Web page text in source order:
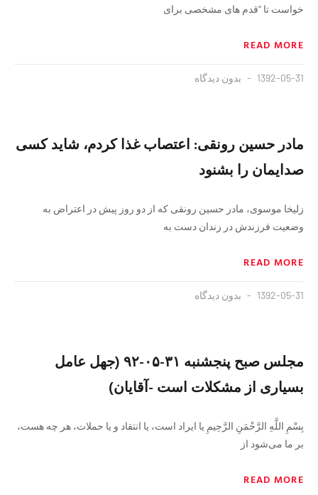
خواست تا “قدم های مشخصی برای
READ MORE
1392-05-31 بدون دیدگاه
مادر حسین رونقی: اعتصاب غذا کردم، شاید کسی
صدایمان را بشنود
زلیخا موسوی، مادر حسین رونقی که از دو روز پیش در اعتراض به
وضعیت فرزندش در زندان دست به
READ MORE
1392-05-31 بدون دیدگاه
مجلس صبح پنجشنبه ۳۱-۰۵-۹۲ (جهل عامل
بسیاری از مشکلات است -آقایان)
بِسْمِ اللَّهِ الرَّحْمَنِ الرَّحِيمِ یا ایراد است، یا انتقاد و یا حملات، هر چه هست،
بر ما می‌شود از
READ MORE